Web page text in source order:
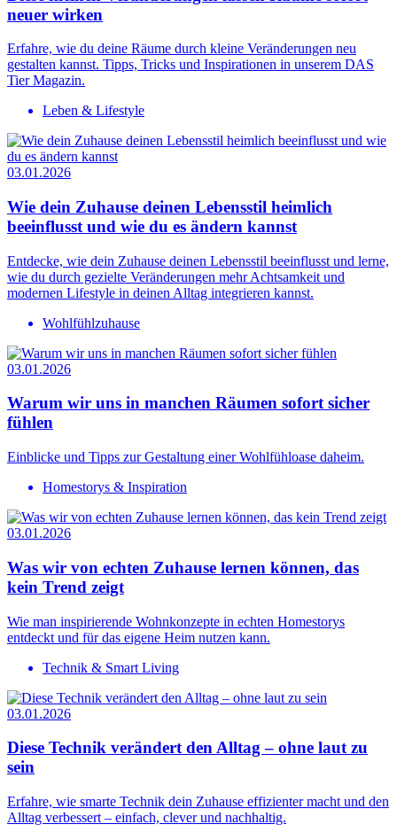
neuer wirken
Erfahre, wie du deine Räume durch kleine Veränderungen neu
gestalten kannst. Tipps, Tricks und Inspirationen in unserem DAS
Tier Magazin.
Leben & Lifestyle
03.01.2026
Wie dein Zuhause deinen Lebensstil heimlich
beeinflusst und wie du es ändern kannst
Entdecke, wie dein Zuhause deinen Lebensstil beeinflusst und lerne,
wie du durch gezielte Veränderungen mehr Achtsamkeit und
modernen Lifestyle in deinen Alltag integrieren kannst.
Wohlfühlzuhause
03.01.2026
Warum wir uns in manchen Räumen sofort sicher
fühlen
Einblicke und Tipps zur Gestaltung einer Wohlfühloase daheim.
Homestorys & Inspiration
03.01.2026
Was wir von echten Zuhause lernen können, das
kein Trend zeigt
Wie man inspirierende Wohnkonzepte in echten Homestorys
entdeckt und für das eigene Heim nutzen kann.
Technik & Smart Living
03.01.2026
Diese Technik verändert den Alltag – ohne laut zu
sein
Erfahre, wie smarte Technik dein Zuhause effizienter macht und den
Alltag verbessert – einfach, clever und nachhaltig.